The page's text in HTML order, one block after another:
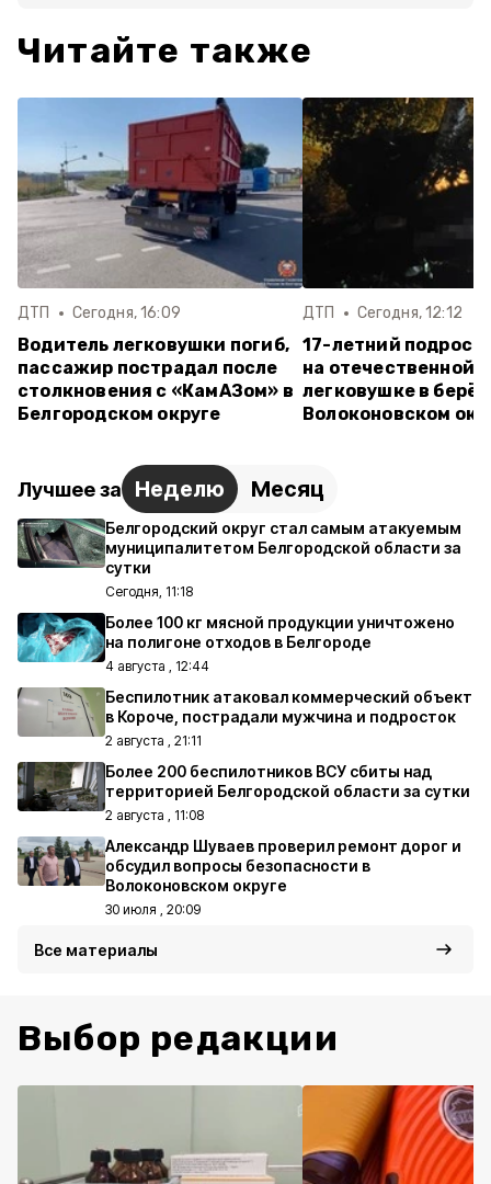
Читайте также
ДТП Сегодня, 16:09
Водитель легковушки погиб,
пассажир пострадал после
столкновения с «КамАЗом» в
Белгородском округе
ДТП Сегодня, 12:12
17-летний
на отечественной
легковушке в
Волоконовском
Лучшее за Неделю Месяц
Белгородский округ стал самым атакуемым
муниципалитетом Белгородской области за
сутки
Сегодня, 11:18
Более 100 кг мясной продукции уничтожено
на полигоне отходов в Белгороде
4 августа , 12:44
Беспилотник атаковал коммерческий объект
в Короче, пострадали мужчина и подросток
2 августа , 21:11
Более 200 беспилотников ВСУ сбиты над
территорией Белгородской области за сутки
2 августа , 11:08
Александр Шуваев проверил ремонт дорог и
обсудил вопросы безопасности в
Волоконовском округе
30 июля , 20:09
Все материалы
Выбор редакции